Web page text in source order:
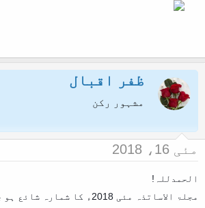
آ
ک
ر
ے
و
ا
ل
ظفر اقبال
مشہور رکن
مئی 16، 2018
الحمدللہ!
مجلۃ الاساتذہ مئی 2018ء کا شمارہ شائع ہو چکا ہے۔